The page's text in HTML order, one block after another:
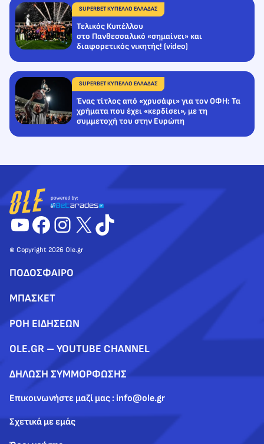
SUPERBET ΚΥΠΕΛΛΟ ΕΛΛΑΔΑΣ
Τελικός Κυπέλλου
στο Πανθεσσαλικό «σημαίνει» και
διαφορετικός νικητής! (video)
SUPERBET ΚΥΠΕΛΛΟ ΕΛΛΑΔΑΣ
Ένας τίτλος από «χρυσάφι» για τον ΟΦΗ: Τα
χρήματα που έχει «κερδίσει», με τη
συμμετοχή του στην Ευρώπη
YouTube
Facebook
Instagram
X TikTok
© Copyright 2026 Ole.gr
ΠΟΔΟΣΦΑΙΡΟ
ΜΠΑΣΚΕΤ
ΡΟΗ ΕΙΔΗΣΕΩΝ
OLE.GR – YOUTUBE CHANNEL
ΔΗΛΩΣΗ ΣΥΜΜΟΡΦΩΣΗΣ
Επικοινωνήστε μαζί μας : info@ole.gr
Σχετικά με εμάς